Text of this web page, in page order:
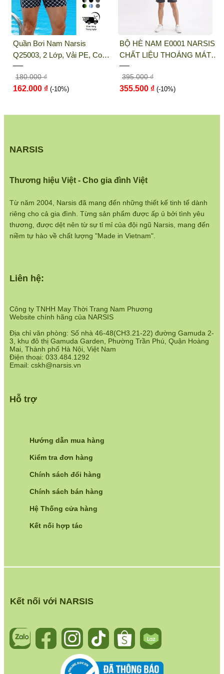
Điện thoại:
033 484 1292
Website:http://narsis.vn
Hướng dẫn mua hàng:
https://www.narsis.vn/huong-dan-mua-hang
Kiểm tra đơn hàng:
Chính sách đổi hàng:
Chính sách bán hàng:
Hệ thống cửa hàng:
Quần Bơi Nam Narsis
Q25003, 2 Lớp, Vải PE, Co
Giãn 4 Chiều, Nhanh Khô
180.000 ₫
162.000 ₫ (-10%)
BỘ HÈ NAM E0001 NARSIS
CHẤT LIỆU THOÁNG MÁT,
DỄ CHỊU, THOẢI MÁI CẢ
NGÀY, DỄ VẬN ĐỘNG
395.000 ₫
355.500 ₫ (-10%)
Công ty TNHH May Thời Trang Nam Phương
Website chính hãng của NARSIS
Địa chỉ văn phòng: Số nhà 46-48(CH3.21-22) đường Gamuda 2-
3, khu đô thị Gamuda Garden, Phường Trần Phú, Quận Hoàng
Mai, Thành phố Hà Nội, Việt Nam
Điện thoại: 033.484.1292
Email: cskh@narsis.vn
Hỗ trợ
Kết nối với NARSIS
NARSIS
Liên hệ:
Hướng dẫn mua hàng
Kiểm tra đơn hàng
Chính sách đổi hàng
Chính sách bán hàng
Hệ Thống cửa hàng
Kết nối hợp tác
Từ năm 2004, Narsis đã mang đến những thiết kế tinh tế dành
riêng cho cả gia đình. Từng sản phẩm được ấp ủ bởi tình yêu
thương, được dệt nên từ sự tỉ mỉ của đội ngũ Narsis, mang đến
niềm tự hào về chất lượng "Made in Vietnam".
Thương hiệu Việt - Cho gia đình Việt